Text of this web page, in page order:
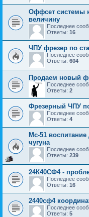
Оффсет системы
величину
Последнее
Ответы: 16
ЧПУ фрезер по
Последнее
Ответы: 604
Продаем новый
Последнее
Ответы: 2
Фрезерный ЧПУ
Последнее
Ответы: 4
Мс-51
чугуна
Последнее
Ответы: 239
24К40СФ4 -
Последнее
Ответы: 16
2440сф4
Последнее
Ответы: 5